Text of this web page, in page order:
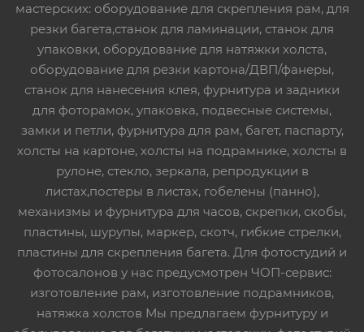
мастерских: оборудование для скрепления рам, для
резки багета,станок для ламинации, станок для
упаковки, оборудование для натяжки холста,
оборудование для резки картона/ДВП/фанеры,
станок для нанесения клея, фурнитура и задники
для фоторамок, упаковка, подвесные системы,
замки и петли, фурнитура для рам, багет, паспарту,
холсты на картоне, холсты на подрамнике, холсты в
рулоне, стекло, зеркала, репродукции в
листах,постеры в листах, гобелены (панно),
механизмы и фурнитура для часов, скрепки, скобы,
пластины, шурупы, маркер, скотч, гибкие стрелки,
пластины для скрепления багета. Для фотостудий и
фотосалонов у нас предусмотрен ЧОП-сервис:
изготовление рам, изготовление подрамников,
натяжка холстов Мы предлагаем фурнитуру и